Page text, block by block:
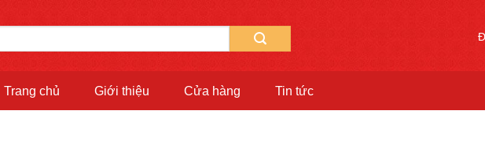
Trang chủ Giới thiệu Cửa hàng Tin tức